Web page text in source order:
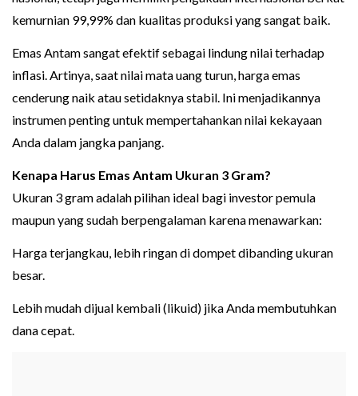
kemurnian 99,99% dan kualitas produksi yang sangat baik.
Emas Antam sangat efektif sebagai lindung nilai terhadap
inflasi. Artinya, saat nilai mata uang turun, harga emas
cenderung naik atau setidaknya stabil. Ini menjadikannya
instrumen penting untuk mempertahankan nilai kekayaan
Anda dalam jangka panjang.
Kenapa Harus Emas Antam Ukuran 3 Gram?
Ukuran 3 gram adalah pilihan ideal bagi investor pemula
maupun yang sudah berpengalaman karena menawarkan:
Harga terjangkau, lebih ringan di dompet dibanding ukuran
besar.
Lebih mudah dijual kembali (likuid) jika Anda membutuhkan
dana cepat.